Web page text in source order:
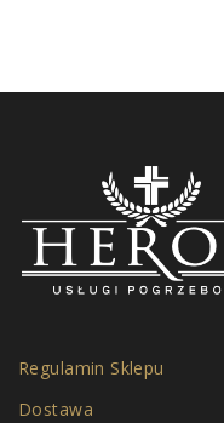
Regulamin Sklepu
Dostawa